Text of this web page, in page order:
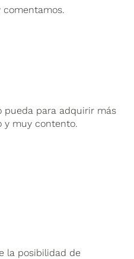
pueda para adquirir más
y muy contento.
la posibilidad de